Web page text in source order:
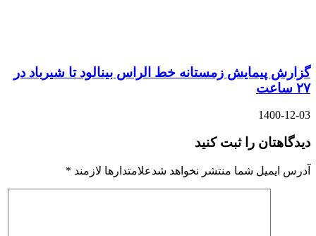
گزارش پیمایش زمستانه خط الراس بینالود تا شیرباد در
۲۷ ساعت
1400-12-03
دیدگاهتان را ثبت کنید
آدرس ایمیل شما منتشر نخواهد شدعلامتدارها لازمند *